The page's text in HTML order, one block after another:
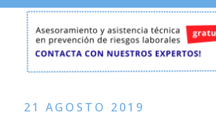
21 AGOSTO 2019